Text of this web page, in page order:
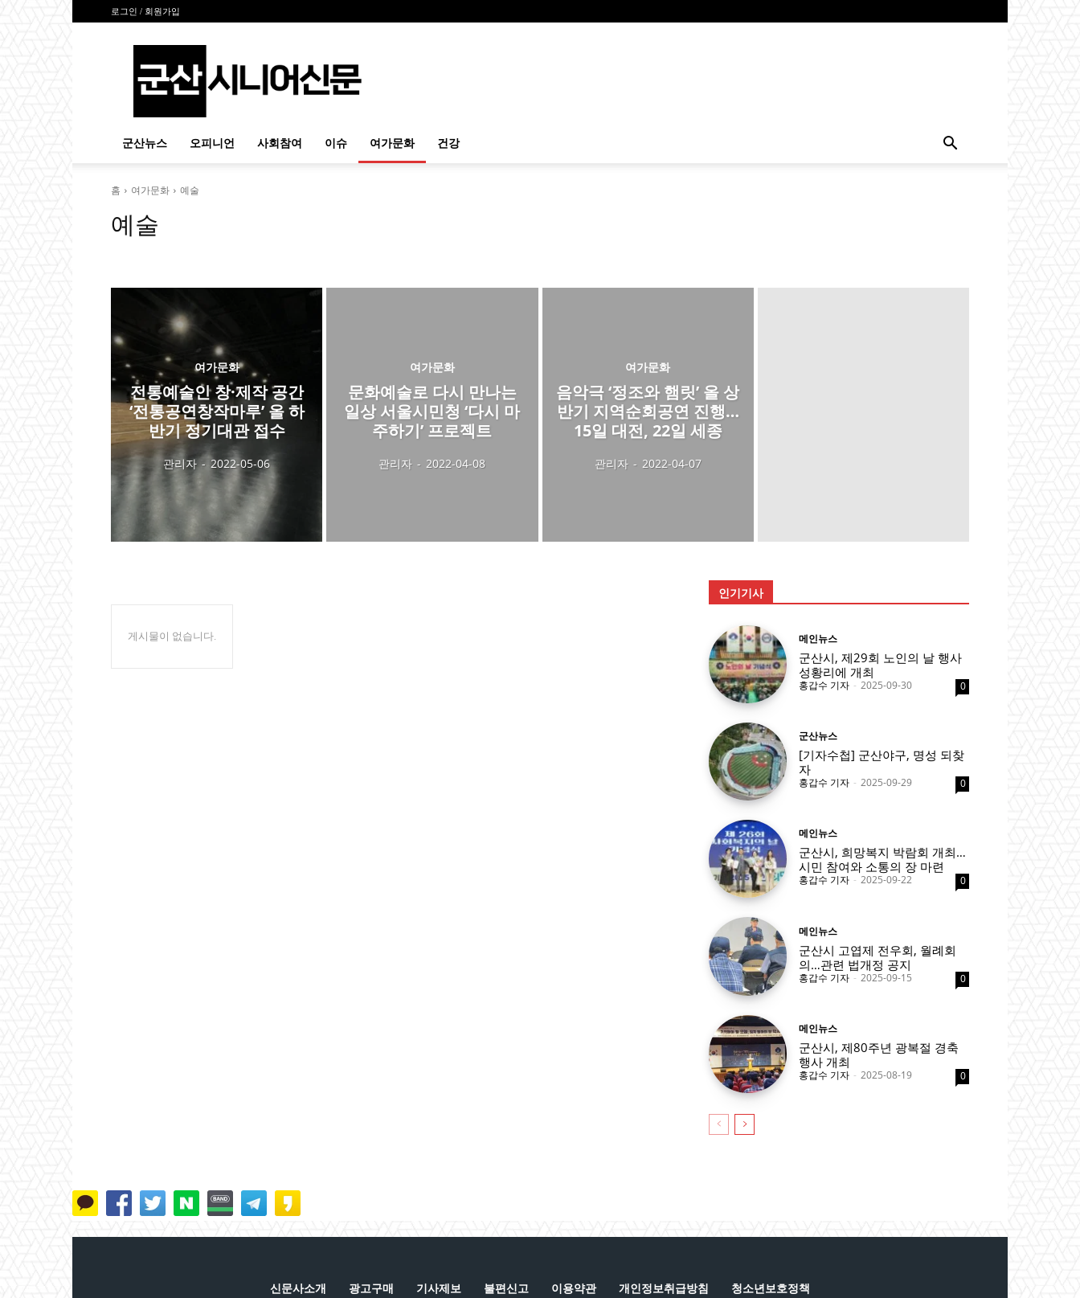
로그인 / 회원가입
시
군산뉴스 오피니언 사회참여 이슈 여가문화 건강
홈 여가문화 예술
예술
여가문화
전통예술인 창·제작 공간
‘전통공연창작마루’ 올 하
반기 정기대관 접수
관리자 - 2022-05-06
여가문화
문화예술로 다시 만나는
일상 서울시민청 ‘다시 마
주하기’ 프로젝트
관리자 - 2022-04-08
여가문화
음악극 ‘정조와 햄릿’ 올 상
반기 지역순회공연 진행…
15일 대전, 22일 세종
관리자 - 2022-04-07
게시물이 없습니다.
인기기사
메인뉴스
군산시, 제29회 노인의 날 행사
성황리에 개최
홍갑수 기자 - 2025-09-30 0
군산뉴스
[기자수첩] 군산야구, 명성 되찾
자
홍갑수 기자 - 2025-09-29 0
메인뉴스
군산시, 희망복지 박람회 개최…
시민 참여와 소통의 장 마련
홍갑수 기자 - 2025-09-22 0
메인뉴스
군산시 고엽제 전우회, 월례회
의…관련 법개정 공지
홍갑수 기자 - 2025-09-15 0
메인뉴스
군산시, 제80주년 광복절 경축
행사 개최
홍갑수 기자 - 2025-08-19 0
신문사소개 광고구매 기사제보 불편신고 이용약관 개인정보취급방침 청소년보호정책